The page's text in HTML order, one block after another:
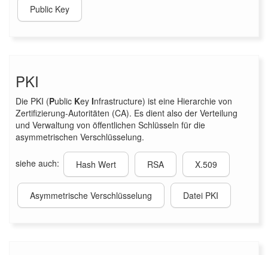
Public Key
PKI
Die PKI (Public Key Infrastructure) ist eine Hierarchie von
Zertifizierung-Autoritäten (CA). Es dient also der Verteilung
und Verwaltung von öffentlichen Schlüsseln für die
asymmetrischen Verschlüsselung.
siehe auch: Hash Wert RSA X.509
Asymmetrische Verschlüsselung Datei PKI